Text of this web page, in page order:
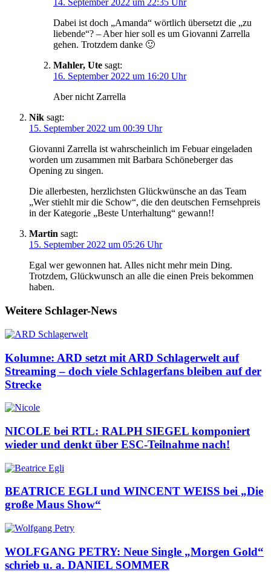
14. September 2022 um 22:35 Uhr
Dabei ist doch „Amanda“ wörtlich übersetzt die „zu
liebende“? – Aber hier soll es um Giovanni Zarrella
gehen. Trotzdem danke 🙂
Mahler, Ute sagt:
16. September 2022 um 16:20 Uhr
Aber nicht Zarrella
Nik sagt:
15. September 2022 um 00:39 Uhr
Giovanni Zarrella ist wahrscheinlich im Febuar eingeladen
worden um zusammen mit Barbara Schöneberger das
Opening zu singen.
Die allerbesten, herzlichsten Glückwünsche an das Team
„Wer stiehlt mir die Schow“, die den deutschen Fernsehpreis
in der Kategorie „Beste Unterhaltung“ gewann!!
Martin sagt:
15. September 2022 um 05:26 Uhr
Egal wer gewonnen hat. Alles nicht mehr mein Ding.
Trotzdem, Glückwunsch an alle die einen Preis bekommen
haben.
Weitere Schlager-News
Kolumne: ARD setzt mit ARD Schlagerwelt auf
Streaming – doch viele Schlagerfans bleiben auf der
Strecke
NICOLE bei RTL: RALPH SIEGEL komponiert
wieder und denkt über ESC-Teilnahme nach!
BEATRICE EGLI und WINCENT WEISS bei „Die
große Maus Show“
WOLFGANG PETRY: Neue Single „Morgen Gold“
schrieb u. a. DANIEL SOMMER